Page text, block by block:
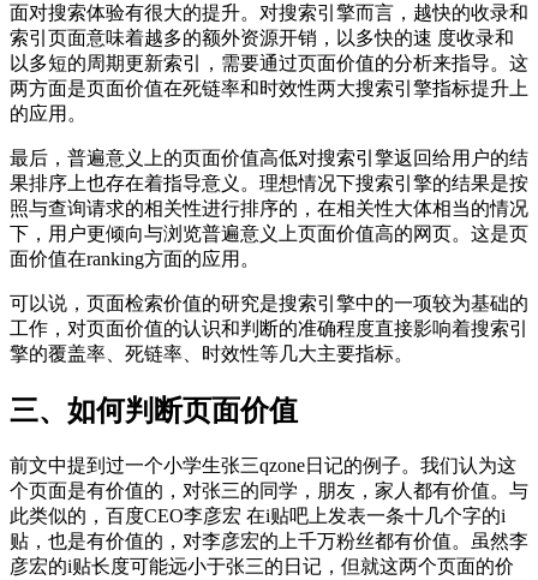
面对搜索体验有很大的提升。对搜索引擎而言，越快的收录和
索引页面意味着越多的额外资源开销，以多快的速 度收录和
以多短的周期更新索引，需要通过页面价值的分析来指导。这
两方面是页面价值在死链率和时效性两大搜索引擎指标提升上
的应用。
最后，普遍意义上的页面价值高低对搜索引擎返回给用户的结
果排序上也存在着指导意义。理想情况下搜索引擎的结果是按
照与查询请求的相关性进行排序的，在相关性大体相当的情况
下，用户更倾向与浏览普遍意义上页面价值高的网页。这是页
面价值在ranking方面的应用。
可以说，页面检索价值的研究是搜索引擎中的一项较为基础的
工作，对页面价值的认识和判断的准确程度直接影响着搜索引
擎的覆盖率、死链率、时效性等几大主要指标。
三、如何判断页面价值
前文中提到过一个小学生张三qzone日记的例子。我们认为这
个页面是有价值的，对张三的同学，朋友，家人都有价值。与
此类似的，百度CEO李彦宏 在i贴吧上发表一条十几个字的i
贴，也是有价值的，对李彦宏的上千万粉丝都有价值。虽然李
彦宏的i贴长度可能远小于张三的日记，但就这两个页面的价